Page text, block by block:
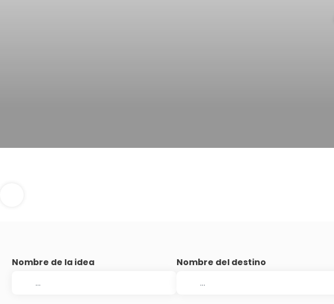
Nombre de la idea Nombre del destino